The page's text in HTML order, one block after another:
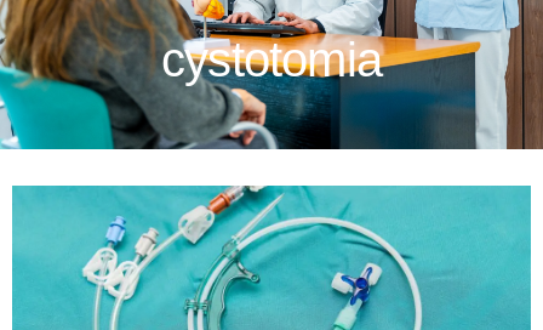
cystotomia